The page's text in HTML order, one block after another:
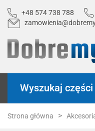
+48 574 738 788
Wyszukaj części
Strona główna